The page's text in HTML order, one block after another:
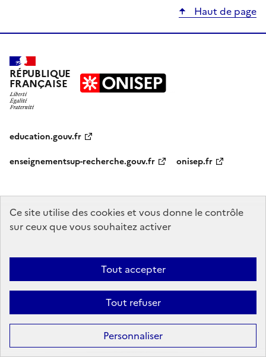
Ce site utilise des cookies et vous donne le contrôle
sur ceux que vous souhaitez activer
Tout accepter
Tout refuser
Personnaliser
Haut de page
RÉPUBLIQUE
FRANÇAISE
education.gouv.fr
enseignementsup-recherche.gouv.fr
onisep.fr
Mentions légales Données personnelles Plan du site
Contact
Accessibilité : partiellement conforme
Sauf mention explicite de propriété intellectuelle détenue par des tiers,
les contenus de ce site sont proposés souslicence etalab-2.0